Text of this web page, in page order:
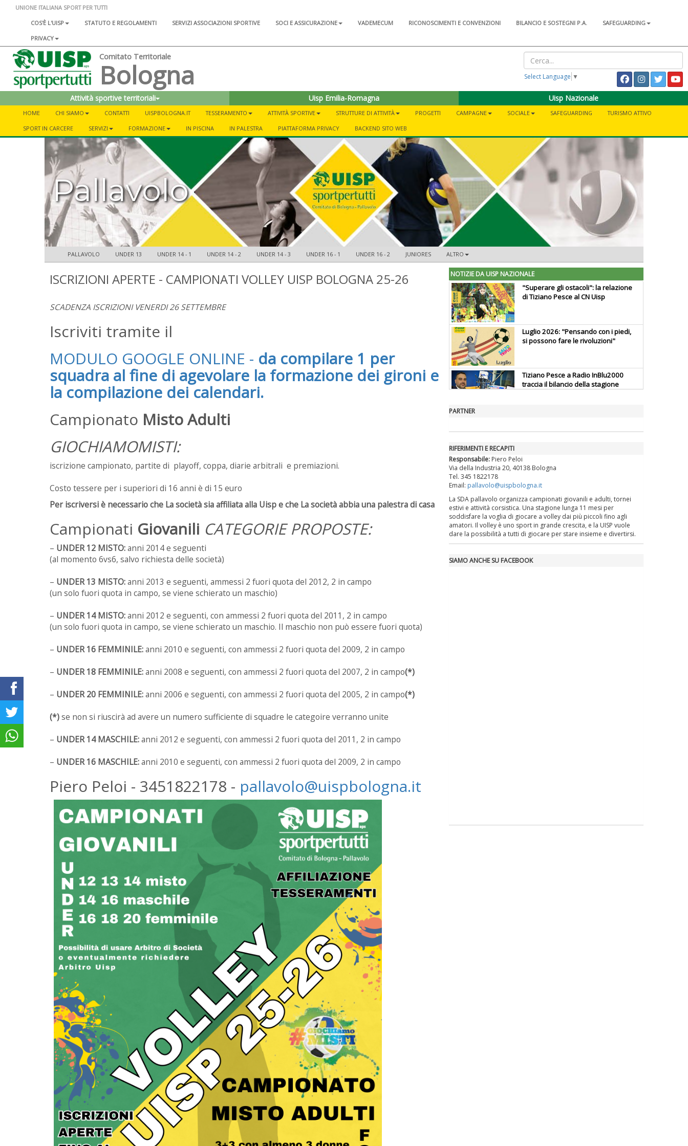
UNIONE ITALIANA SPORT PER TUTTI
COS'È L'UISP
STATUTO E REGOLAMENTI SERVIZI ASSOCIAZIONI SPORTIVE SOCI E ASSICURAZIONE VADEMECUM RICONOSCIMENTI E CONVENZIONI BILANCIO E SOSTEGNI P.A.
SAFEGUARDING
PRIVACY
Comitato Territoriale
Bologna Select Language ▼
Attività sportive territoriali Uisp Emilia-Romagna Uisp Nazionale
HOME CHI SIAMO CONTATTI UISPBOLOGNA.IT TESSERAMENTO ATTIVITÀ SPORTIVE STRUTTURE DI ATTIVITÀ PROGETTI CAMPAGNE SOCIALE SAFEGUARDING
TURISMO ATTIVO
SPORT IN CARCERE
SERVIZI FORMAZIONE IN PISCINA IN PALESTRA PIATTAFORMA PRIVACY BACKEND SITO WEB
Pallavolo
PALLAVOLO UNDER 13 UNDER 14 - 1 UNDER 14 - 2 UNDER 14 - 3 UNDER 16 - 1 UNDER 16 - 2 JUNIORES ALTRO
ISCRIZIONI APERTE - CAMPIONATI VOLLEY UISP BOLOGNA 25-26
SCADENZA ISCRIZIONI VENERDI 26 SETTEMBRE
Iscriviti tramite il
MODULO GOOGLE ONLINE - da compilare 1 per
squadra al fine di agevolare la formazione dei gironi e
la compilazione dei calendari.
Campionato Misto Adulti
GIOCHIAMOMISTI:
iscrizione campionato, partite di playoff, coppa, diarie arbitrali e premiazioni.
Costo tessere per i superiori di 16 anni è di 15 euro
Per iscriversi è necessario che La società sia affiliata alla Uisp e che La società abbia una palestra di casa
Campionati Giovanili CATEGORIE PROPOSTE:
– UNDER 12 MISTO:anni 2014 e seguenti
(al momento 6vs6, salvo richiesta delle società)
– UNDER 13 MISTO:anni 2013 e seguenti, ammessi 2 fuori quota del 2012, 2 in campo
(un solo fuori quota in campo, se viene schierato un maschio)
– UNDER 14 MISTO:anni 2012 e seguenti, con ammessi 2 fuori quota del 2011, 2 in campo
(un solo fuori quota in campo, se viene schierato un maschio. Il maschio non può essere fuori quota)
– UNDER 16 FEMMINILE:anni 2010 e seguenti, con ammessi 2 fuori quota del 2009, 2 in campo
– UNDER 18 FEMMINILE:anni 2008 e seguenti, con ammessi 2 fuori quota del 2007, 2 in campo(*)
– UNDER 20 FEMMINILE:anni 2006 e seguenti, con ammessi 2 fuori quota del 2005, 2 in campo(*)
(*)se non si riuscirà ad avere un numero sufficiente di squadre le categoire verranno unite
– UNDER 14 MASCHILE:anni 2012 e seguenti, con ammessi 2 fuori quota del 2011, 2 in campo
– UNDER 16 MASCHILE:anni 2010 e seguenti, con ammessi 2 fuori quota del 2009, 2 in campo
Piero Peloi - 3451822178 - pallavolo@uispbologna.it
NOTIZIE DA UISP NAZIONALE
"Superare gli ostacoli": la relazione
di Tiziano Pesce al CN Uisp
Luglio 2026: "Pensando con i piedi,
si possono fare le rivoluzioni"
Tiziano Pesce a Radio InBlu2000
traccia il bilancio della stagione
La formazione Uisp rallenta ma
prosegue anche in estate
Tiziano Pesce nel Cda di
Fondazione Terzjus: prima riunione
a Roma
PARTNER
RIFERIMENTI E RECAPITI
Responsabile: Piero Peloi
Via della Industria 20, 40138 Bologna
Tel. 345 1822178
Email: pallavolo@uispbologna.it
La SDA pallavolo organizza campionati giovanili e adulti, tornei
estivi e attività corsistica. Una stagione lunga 11 mesi per
soddisfare la voglia di giocare a volley dai più piccoli fino agli
amatori. Il volley è uno sport in grande crescita, e la UISP vuole
dare la possibilità a tutti di giocare per stare insieme e divertirsi.
SIAMO ANCHE SU FACEBOOK